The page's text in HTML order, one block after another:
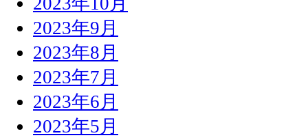
2023年9月
2023年8月
2023年7月
2023年6月
2023年5月